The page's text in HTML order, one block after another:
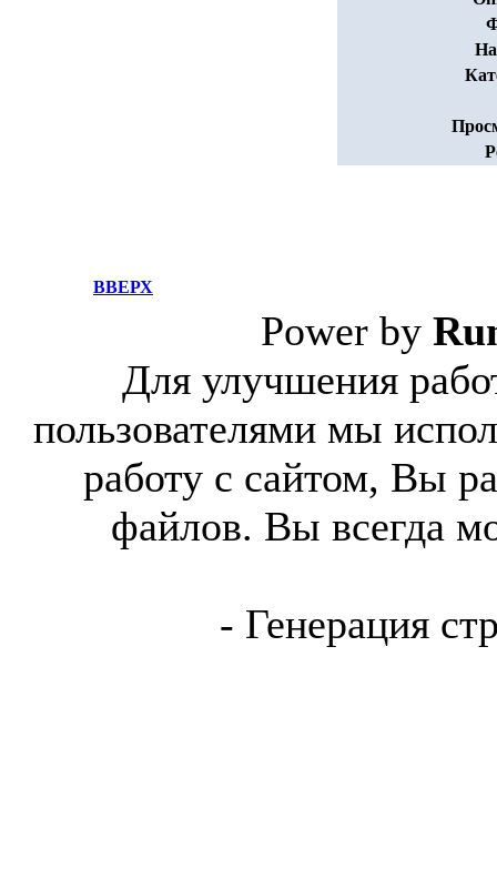
ВВЕРХ
Power by
Для улучшения
пользователями мы
работу с сайтом, Вы
файлов. Вы всегда
- Генерация